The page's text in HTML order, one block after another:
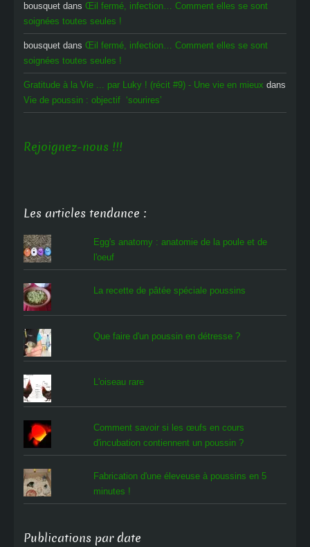
bousquet dans Œil fermé, infection… Comment elles se sont
soignées toutes seules !
bousquet dans Œil fermé, infection… Comment elles se sont
soignées toutes seules !
Gratitude à la Vie ... par Luky ! (récit #9) - Une vie en mieux dans
Vie de poussin : objectif ‘sourires’
Rejoignez-nous !!!
Les articles tendance :
Egg's anatomy : anatomie de la poule et de
l'oeuf
La recette de pâtée spéciale poussins
Que faire d'un poussin en détresse ?
L'oiseau rare
Comment savoir si les œufs en cours
d'incubation contiennent un poussin ?
Fabrication d'une éleveuse à poussins en 5
minutes !
Publications par date